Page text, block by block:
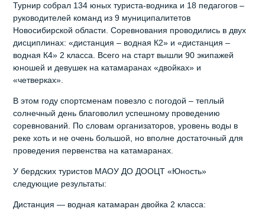
Турнир собрал 134 юных туриста-водника и 18 педагогов –
руководителей команд из 9 муниципалитетов
Новосибирской области. Соревнования проводились в двух
дисциплинах: «дистанция – водная К2» и «дистанция –
водная К4» 2 класса. Всего на старт вышли 90 экипажей
юношей и девушек на катамаранах «двойках» и
«четверках».
В этом году спортсменам повезло с погодой – теплый
солнечный день благоволил успешному проведению
соревнований. По словам организаторов, уровень воды в
реке хоть и не очень большой, но вполне достаточный для
проведения первенства на катамаранах.
У бердских туристов МАОУ ДО ДООЦТ «Юность»
следующие результаты:
Дистанция — водная катамаран двойка 2 класса: